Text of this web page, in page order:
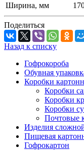
Ширина, мм
Поделиться
Назад к списку
Гофрокороба
Обувная
Коробки
Коробки
Коробки
Коробки
Почтовые
Изделия
Пищевая
Гофрокартон